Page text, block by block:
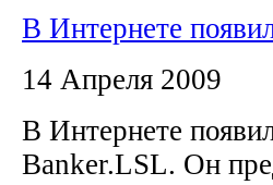
В Интернете
14 Апреля 2009
В Интернете
Banker.LSL. Он